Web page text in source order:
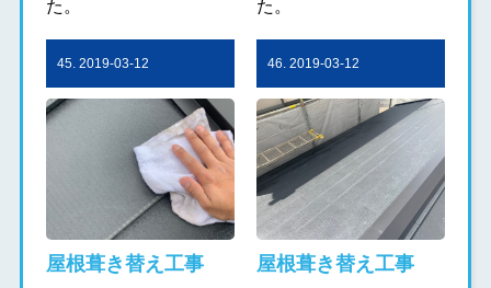
た。
た。
45. 2019-03-12
屋根葺き替え工事
46. 2019-03-12
屋根葺き替え工事